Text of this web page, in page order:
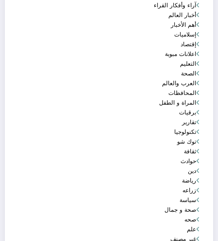
آراء وأفكار القراء
أخبار العالم
أهم الأخبار
إسلاميات
إقتصاد
اعلانات مبوبة
التعليم
الصحة
العرب والعالم
المحافظات
المراة و الطفل
برقيات
تقارير
تكنولوجيا
توك شو
ثقافة
حوادث
دين
رياضة
زراعه
سياسة
صحة و جمال
صحه
علم